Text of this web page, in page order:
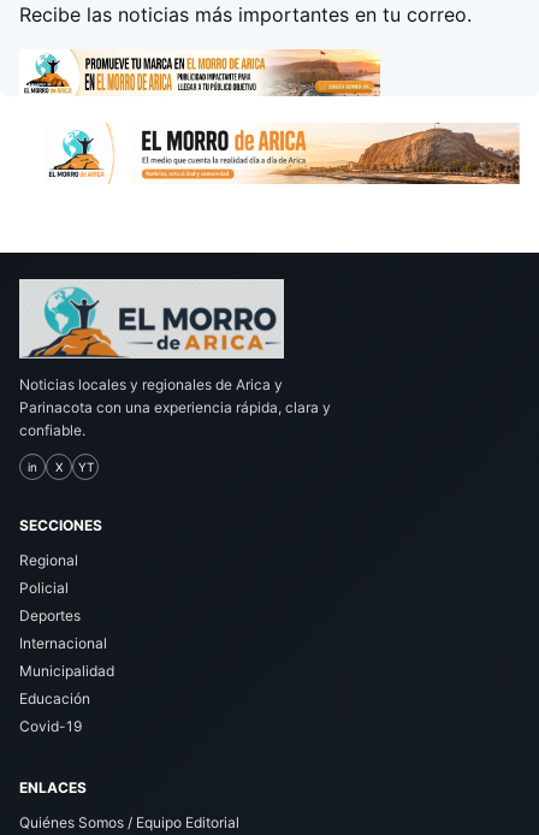
Recibe las noticias más importantes en tu correo.
Noticias locales y regionales de Arica y
Parinacota con una experiencia rápida, clara y
confiable.
in X YT
SECCIONES
Regional
Policial
Deportes
Internacional
Municipalidad
Educación
Covid-19
ENLACES
Quiénes Somos / Equipo Editorial